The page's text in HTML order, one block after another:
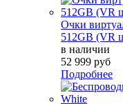
Очки
512GB (VR
в наличии
52 999 руб
Подробнее